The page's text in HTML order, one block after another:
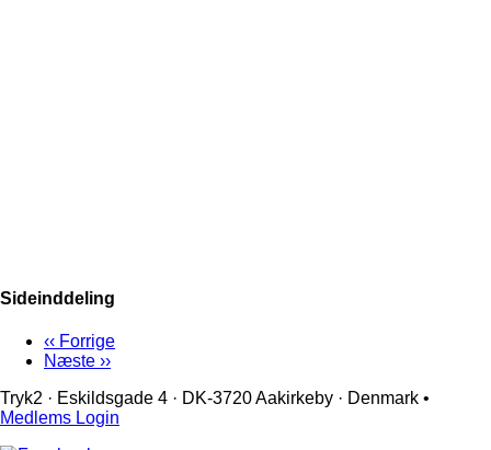
Sideinddeling
‹‹ Forrige
Næste ››
Tryk2 · Eskildsgade 4 ­· DK-3720 Aakirkeby · Denmark •
Medlems Login